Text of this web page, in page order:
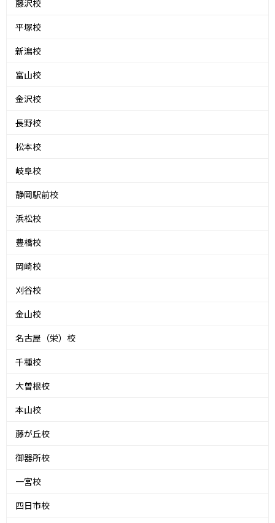
藤沢校
平塚校
新潟校
富山校
金沢校
長野校
松本校
岐阜校
静岡駅前校
浜松校
豊橋校
岡崎校
刈谷校
金山校
名古屋（栄）校
千種校
大曽根校
本山校
藤が丘校
御器所校
一宮校
四日市校